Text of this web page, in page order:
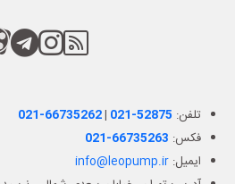
RSS
کانال
تلفن: 021-66735262| 021-52875
فکس: 021-66735263
ایمیل:info@leopump.ir